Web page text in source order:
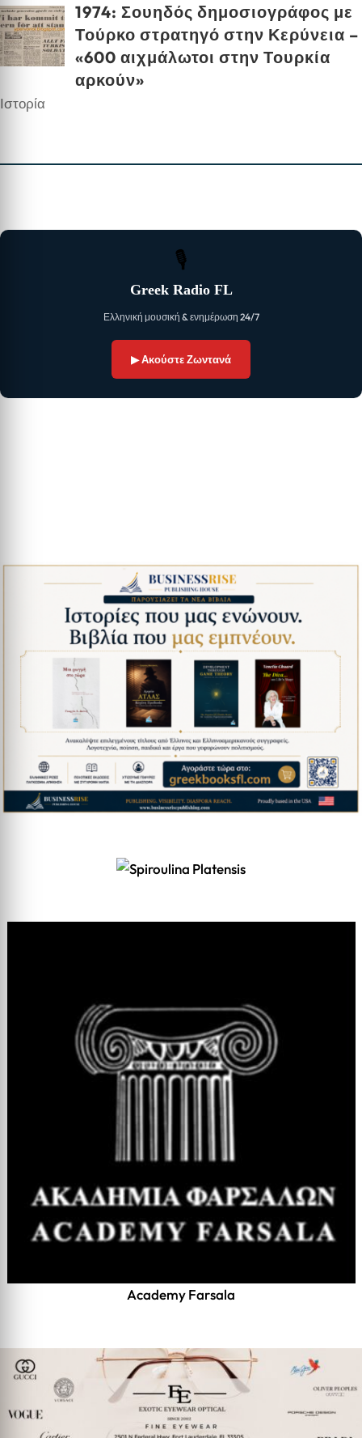
1974: Σουηδός δημοσιογράφος με
Τούρκο στρατηγό στην Κερύνεια –
«600 αιχμάλωτοι στην Τουρκία
αρκούν»
Ιστορία
🎙
Greek Radio FL
Ελληνική μουσική & ενημέρωση 24/7
▶ Ακούστε Ζωντανά
Academy Farsala